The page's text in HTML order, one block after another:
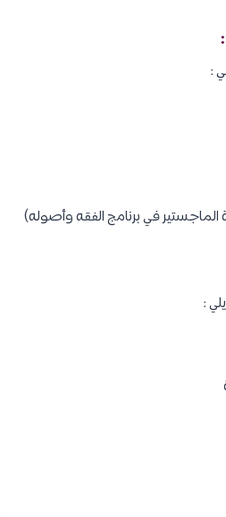
الماجستير في برنامج الفقه وأصوله)